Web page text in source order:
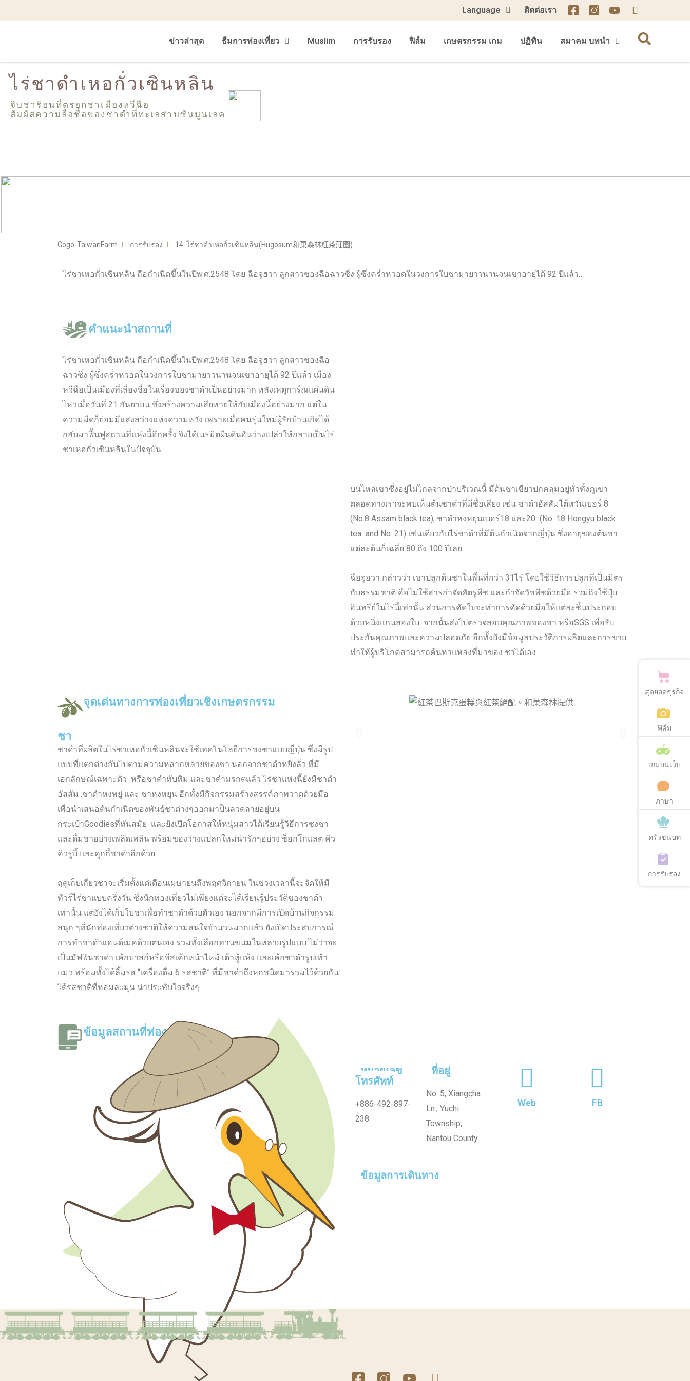
Language ติดต่อเรา
ข่าวล่าสุด ธีมการท่องเที่ยว Muslim การรับรอง ฟิล์ม เกษตรกรรม เกม ปฏิทิน สมาคม บทนำ
จิบชาร้อนที่ตรอกชาเมืองหวีฉือ
สัมผัสความลือชื่อของชาดำที่ทะเลสาบซันมูนเลค
ไร่ชาดำเหอกั่วเซินหลิน
Gogo-TaiwanFarm การรับรอง 14. ไร่ชาดำเหอกั่วเซินหลิน(Hugosum和菓森林紅茶莊園)
ไร่ชาเหอกั่วเซินหลิน ถือกำเนิดขึ้นในปีพ.ศ.2548 โดย ฉือจูฮวา ลูกสาวของฉือฉาวซิ่ง ผู้ซึ่งคร่ำหวอดในวงการใบชามายาวนานจนเขาอายุได้ 92 ปีแล้ว…
คำแนะนำสถานที่
ไร่ชาเหอกั่วเซินหลิน ถือกำเนิดขึ้นในปีพ.ศ.2548 โดย ฉือจูฮวา ลูกสาวของฉือ
ฉาวซิ่ง ผู้ซึ่งคร่ำหวอดในวงการใบชามายาวนานจนเขาอายุได้ 92 ปีแล้ว เมือง
หวีฉือเป็นเมืองที่เลื่องชื่อในเรื่องของชาดำเป็นอย่างมาก หลังเหตุการ์ณแผ่นดิน
ไหวเมื่อวันที่ 21 กันยายน ซึ่งสร้างความเสียหายให้กับเมืองนี้อย่างมาก แต่ใน
ความมืดก็ย่อมมีแสงสว่างแห่งความหวัง เพราะเมื่อคนรุ่นใหม่ผู้รักบ้านเกิดได้
กลับมาฟื้นฟูสถานที่แห่งนี้อีกครั้ง จึงได้เนรมิตผืนดินอันว่างเปล่าให้กลายเป็นไร่
ชาเหอกั่วเซินหลินในปัจจุบัน
บนไหล่เขาซึ่งอยู่ไม่ไกลจากป่าบริเวณนี้ มีต้นชาเขียวปกคลุมอยู่ทั่วทั้งภูเขา
ตลอดทางเราจะพบเห็นต้นชาดำที่มีชื่อเสียง เช่น ชาดำอัสสัมไต้หวันเบอร์ 8
(No.8 Assam black tea), ชาดำหงหยุนเบอร์18 และ20 (No. 18 Hongyu black
tea and No. 21) เช่นเดียวกับไร่ชาดำที่มีต้นกำเนิดจากญี่ปุ่น ซึ่งอายุของต้นชา
แต่ละต้นก็เฉลี่ย 80 ถึง 100 ปีเลย
ฉือจูฮวา กล่าวว่า เขาปลูกต้นชาในพื้นที่กว่า 31ไร่ โดยใช้วิธีการปลูกที่เป็นมิตร
กับธรรมชาติ คือไม่ใช้สารกำจัดศัตรูพืช และกำจัดวัชพืชด้วยมือ รวมถึงใช้ปุ๋ย
อินทรีย์ในไร่นี้เท่านั้น ส่วนการคัดใบจะทำการคัดด้วยมือให้แต่ละชิ้นประกอบ
ด้วยหนึ่งแกนสองใบ จากนั้นส่งไปตรวจสอบคุณภาพของชา หรือSGS เพื่อรับ
ประกันคุณภาพและความปลอดภัย อีกทั้งยังมีข้อมูลประวัติการผลิตและการขาย
ทำให้ผู้บริโภคสามารถค้นหาแหล่งที่มาของ ชาได้เอง
จุดเด่นทางการท่องเที่ยวเชิงเกษตรกรรม
ชา
ชาดำที่ผลิตในไร่ชาเหอกั่วเซินหลินจะใช้เทคโนโลยีการชงชาแบบญี่ปุ่น ซึ่งมีรูป
แบบที่แตกต่างกันไปตามความหลากหลายของชา นอกจากชาดำหยิงลั่ว ที่มี
เอกลักษณ์เฉพาะตัว หรือชาดำทับทิม และชาดำมรกตแล้ว ไร่ชาแห่งนี้ยังมีชาดำ
อัสสัม ,ชาดำหงหยู่ และ ชาหงหยุน อีกทั้งมีกิจกรรมสร้างสรรค์ภาพวาดด้วยมือ
เพื่อนำเสนอต้นกำเนิดของพันธุ์ชาต่างๆออกมาป็นลวดลายอยู่บน
กระเป๋าGoodiesที่ทันสมัย และยังเปิดโอกาสให้หนุ่มสาวได้เรียนรู้วิธีการชงชา
และดื่มชาอย่างเพลิดเพลิน พร้อมของว่างแปลกใหม่น่ารักๆอย่าง ช็อกโกแลต คิว
คิวรูบี้ และคุกกี้ชาดำอีกด้วย
ฤดูเก็บเกี่ยวชาจะเริ่มตั้งแต่เดือนเมษายนถึงพฤศจิกายน ในช่วงเวลานี้จะจัดให้มี
ทัวร์ไร่ชาแบบครึ่งวัน ซึ่งนักท่องเที่ยวไม่เพียงแต่จะได้เรียนรู้ประวัติของชาดำ
เท่านั้น แต่ยังได้เก็บใบชาเพื่อทำชาดำด้วยตัวเอง นอกจากมีการเปิดบ้านกิจกรรม
สนุก ๆที่นักท่องเที่ยวต่างชาติให้ความสนใจจำนวนมากแล้ว ยังเปิดประสบการณ์
การทำชาดำแฮนด์เมคด้วยตนเอง รวมทั้งเลือกทานขนมในหลายรูปแบบ ไม่ว่าจะ
เป็นมัฟฟินชาดำ เค้กบาสก์หรือชีสเค้กหน้าไหม้ เต้าหู้แห้ง และเค้กชาดำรูปเท้า
แมว พร้อมทั้งได้ลิ้มรส “เครื่องดื่ม 6 รสชาติ” ที่มีชาดำถึงหกชนิดมารวมไว้ด้วยกัน
ได้รสชาติที่หอมละมุน น่าประทับใจจริงๆ
ข้อมูลสถานที่ท่องเที่ยว
หมายเลข
โทรศัพท์
+886-492-897-
238
ที่อยู่
No. 5, Xiangcha
Ln., Yuchi
Township,
Nantou County
Web FB
ข้อมูลการเดินทาง
สุดยอดธุรกิจ
ฟิล์ม
เกมบนเว็บ
ภาษา
ครัวชนบท
การรับรอง